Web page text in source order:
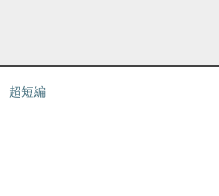
超短編